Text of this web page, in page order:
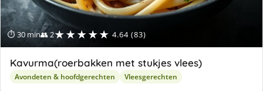
⏱ 30 min👥 2★★★★★ 4.64 (83)
Kavurma(roerbakken met stukjes vlees)
Avondeten & hoofdgerechten Vleesgerechten